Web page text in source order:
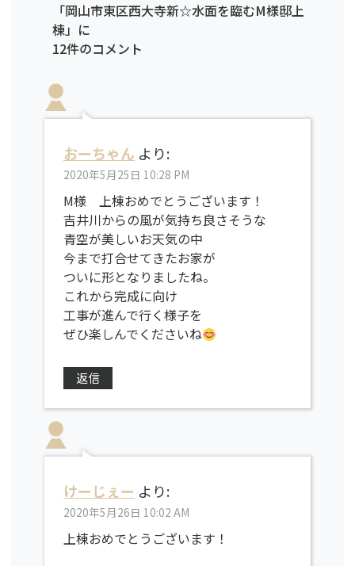
「岡山市東区西大寺新☆水面を臨むM様邸上
棟」に
12件のコメント
おーちゃん より:
2020年5月25日 10:28 PM
M様 上棟おめでとうございます！
吉井川からの風が気持ち良さそうな
青空が美しいお天気の中
今まで打合せてきたお家が
ついに形となりましたね。
これから完成に向け
工事が進んで行く様子を
ぜひ楽しんでくださいね
返信
けーじぇー より:
2020年5月26日 10:02 AM
上棟おめでとうございます！